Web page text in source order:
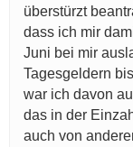
überstürzt
dass ich mir
Juni bei mir
Tagesgeldern
war ich davon
das in der
auch von